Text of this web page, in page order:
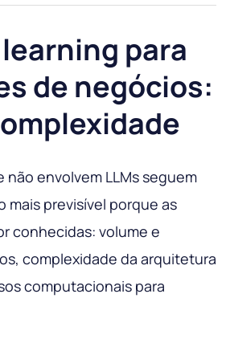
para
de negócios:
não envolvem LLMs seguem
mais previsível porque as
conhecidas: volume e
complexidade da arquitetura
computacionais para